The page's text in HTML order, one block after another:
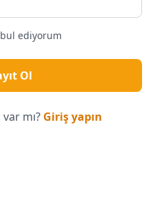
ediyorum
Ol
mı? Giriş yapın